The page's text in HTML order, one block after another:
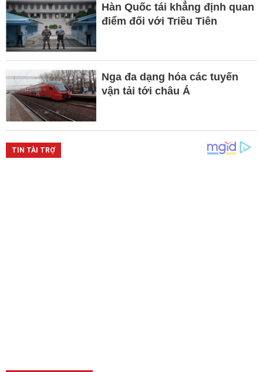
Hàn Quốc tái khẳng định quan
điểm đối với Triều Tiên
Nga đa dạng hóa các tuyến
vận tải tới châu Á